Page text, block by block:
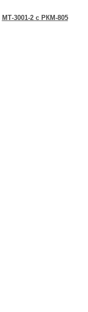
МТ-3001-2 с РКМ-805